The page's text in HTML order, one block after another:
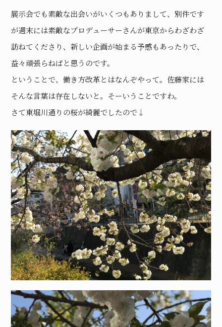
展示会でも素敵な出会いがいくつもありまして、別件です
が週末には素敵なプロデューサーさんが東京からわざわざ
訪ねてくださり、新しい企画が始まる予感もあったりで、
益々頑張らねばと思うのです。
ということで、働き方改革とはなんぞやって。佐藤家には
そんな言葉は存在しないと。そーいうことですわ。
さて東堀川通りの桜が綺麗でしたので↓